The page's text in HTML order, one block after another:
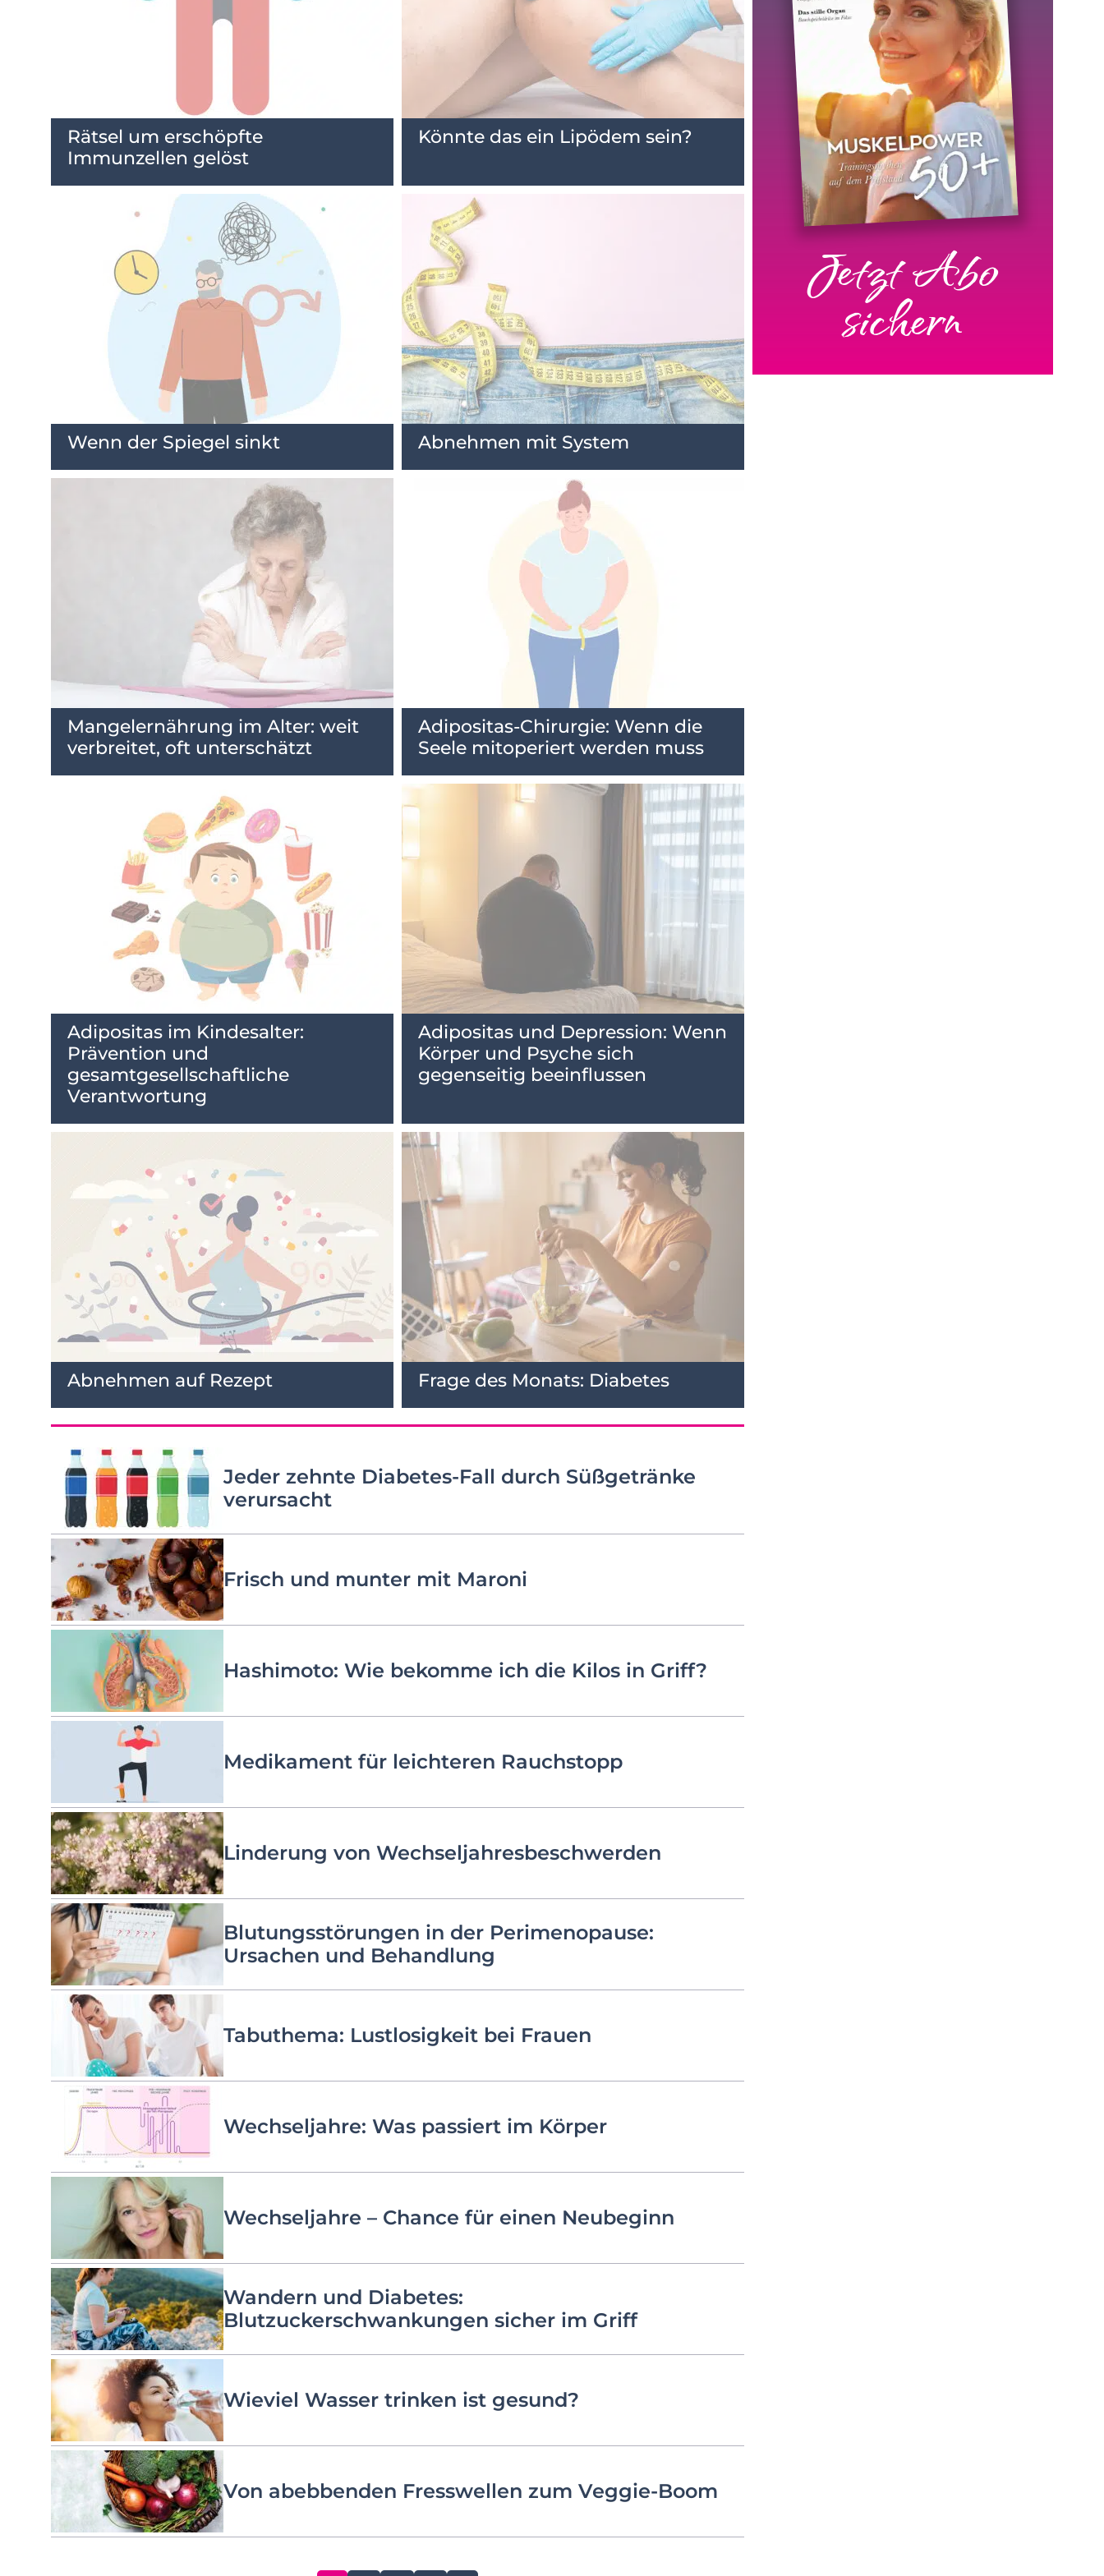
Rätsel um erschöpfte
Immunzellen gelöst
Könnte das ein Lipödem sein?
Wenn der Spiegel sinkt Abnehmen mit System
Mangelernährung im Alter: weit
verbreitet, oft unterschätzt
Adipositas-Chirurgie: Wenn die
Seele mitoperiert werden muss
Adipositas im Kindesalter:
Prävention und
gesamtgesellschaftliche
Verantwortung
Adipositas und Depression: Wenn
Körper und Psyche sich
gegenseitig beeinflussen
Abnehmen auf Rezept Frage des Monats: Diabetes
Jeder zehnte Diabetes-Fall durch Süßgetränke
verursacht
Frisch und munter mit Maroni
Hashimoto: Wie bekomme ich die Kilos in Griff?
Medikament für leichteren Rauchstopp
Linderung von Wechseljahresbeschwerden
Blutungsstörungen in der Perimenopause:
Ursachen und Behandlung
Tabuthema: Lustlosigkeit bei Frauen
Wechseljahre: Was passiert im Körper
Wechseljahre – Chance für einen Neubeginn
Wandern und Diabetes:
Blutzuckerschwankungen sicher im Griff
Wieviel Wasser trinken ist gesund?
Von abebbenden Fresswellen zum Veggie-Boom
Jetzt Abo
sichern